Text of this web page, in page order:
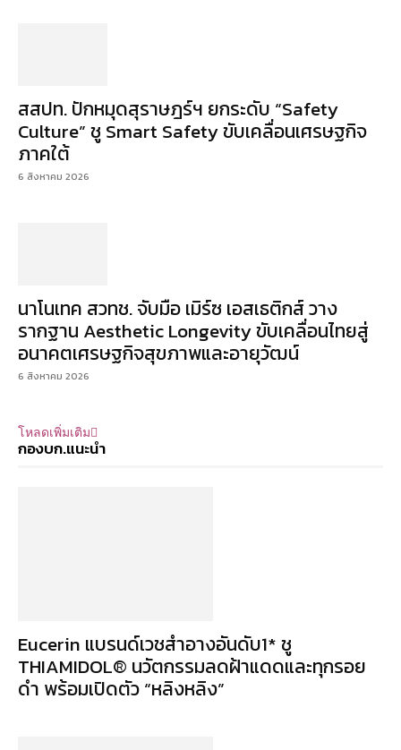
สสปท. ปักหมุดสุราษฎร์ฯ ยกระดับ “Safety
Culture” ชู Smart Safety ขับเคลื่อนเศรษฐกิจ
ภาคใต้
6 สิงหาคม 2026
นาโนเทค สวทช. จับมือ เมิร์ซ เอสเธติกส์ วาง
รากฐาน Aesthetic Longevity ขับเคลื่อนไทยสู่
อนาคตเศรษฐกิจสุขภาพและอายุวัฒน์
6 สิงหาคม 2026
โหลดเพิ่มเติม
กองบก.แนะนำ
Eucerin แบรนด์เวชสำอางอันดับ1* ชู
THIAMIDOL® นวัตกรรมลดฝ้าแดดและทุกรอย
ดำ พร้อมเปิดตัว “หลิงหลิง”